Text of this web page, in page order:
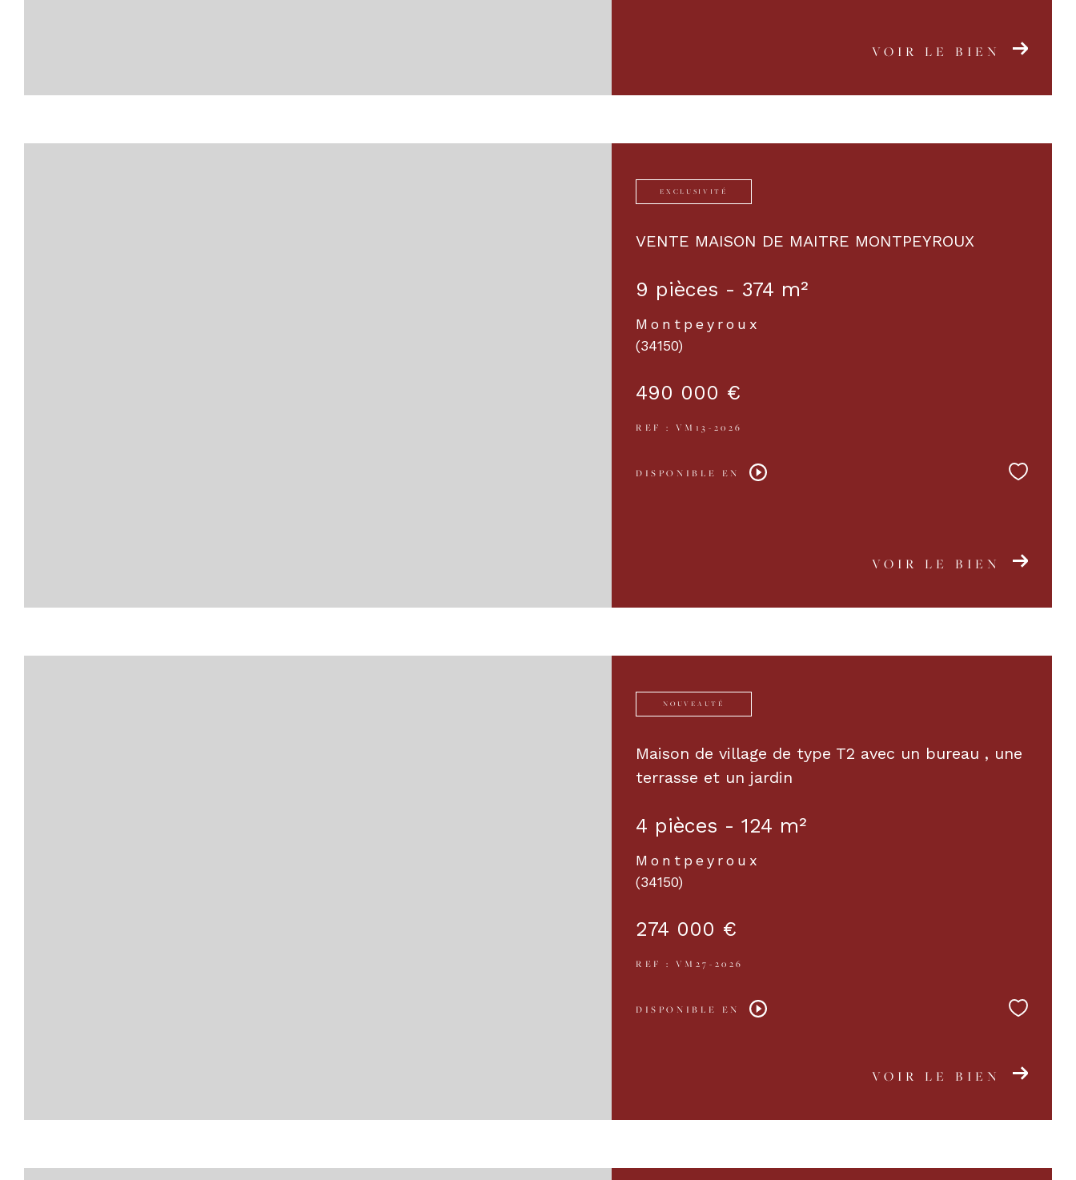
VOIR LE BIEN
EXCLUSIVITÉ
VENTE MAISON DE MAITRE MONTPEYROUX
9 pièces - 374 m²
Montpeyroux
(34150)
490 000 €
REF : VM13-2026
DISPONIBLE EN
VOIR LE BIEN
NOUVEAUTÉ
Maison de village de type T2 avec un bureau , une
terrasse et un jardin
4 pièces - 124 m²
Montpeyroux
(34150)
274 000 €
REF : VM27-2026
DISPONIBLE EN
VOIR LE BIEN